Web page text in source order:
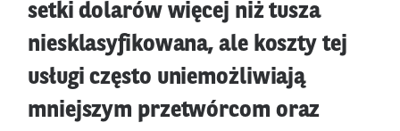
setki dolarów więcej niż tusza
niesklasyfikowana, ale koszty tej
usługi często uniemożliwiają
mniejszym przetwórcom oraz